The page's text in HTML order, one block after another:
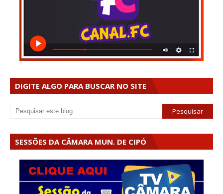
DIGITE ALGO PARA BUSCAR NO SITE
SESSÕES DA CÂMARA MUN. DE CIPÓ